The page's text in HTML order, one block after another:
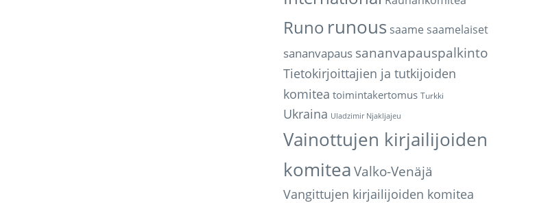
Runo runous saame saamelaiset
sananvapaus sananvapauspalkinto
Tietokirjoittajien ja tutkijoiden
komitea toimintakertomus Turkki
Ukraina Uladzimir Njakljajeu
Vainottujen kirjailijoiden
komitea Valko-Venäjä
Vangittujen kirjailijoiden komitea